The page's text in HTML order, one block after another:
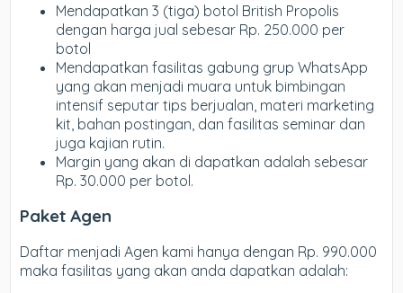
Mendapatkan 3 (tiga) botol British Propolis
dengan harga jual sebesar Rp. 250.000 per
botol
Mendapatkan fasilitas gabung grup WhatsApp
yang akan menjadi muara untuk bimbingan
intensif seputar tips berjualan, materi marketing
kit, bahan postingan, dan fasilitas seminar dan
juga kajian rutin.
Margin yang akan di dapatkan adalah sebesar
Rp. 30.000 per botol.
Paket Agen
Daftar menjadi Agen kami hanya dengan Rp. 990.000
maka fasilitas yang akan anda dapatkan adalah: